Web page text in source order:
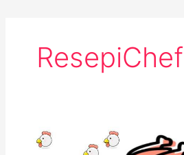
ResepiChef
Braised